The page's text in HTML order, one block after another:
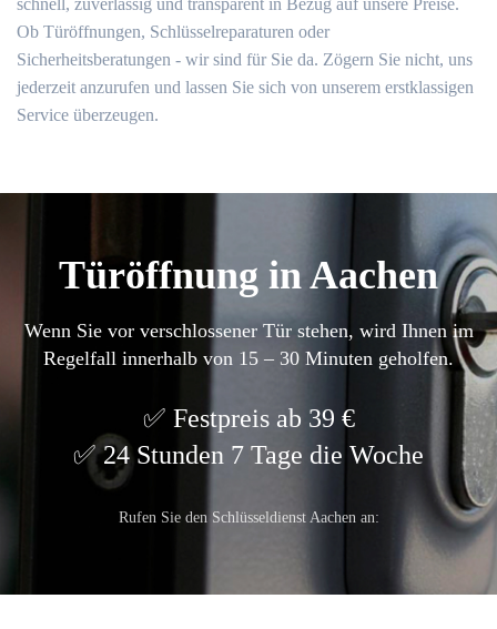
schnell, zuverlässig und transparent in Bezug auf unsere Preise.
Ob Türöffnungen, Schlüsselreparaturen oder
Sicherheitsberatungen - wir sind für Sie da. Zögern Sie nicht, uns
jederzeit anzurufen und lassen Sie sich von unserem erstklassigen
Service überzeugen.
Türöffnung in Aachen
Wenn Sie vor verschlossener Tür stehen, wird Ihnen im
Regelfall innerhalb von 15 – 30 Minuten geholfen.
Festpreis ab 39 €
24 Stunden 7 Tage die Woche
Rufen Sie den Schlüsseldienst Aachen an: